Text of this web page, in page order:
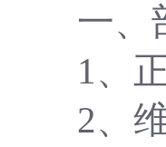
一、
1、
2、